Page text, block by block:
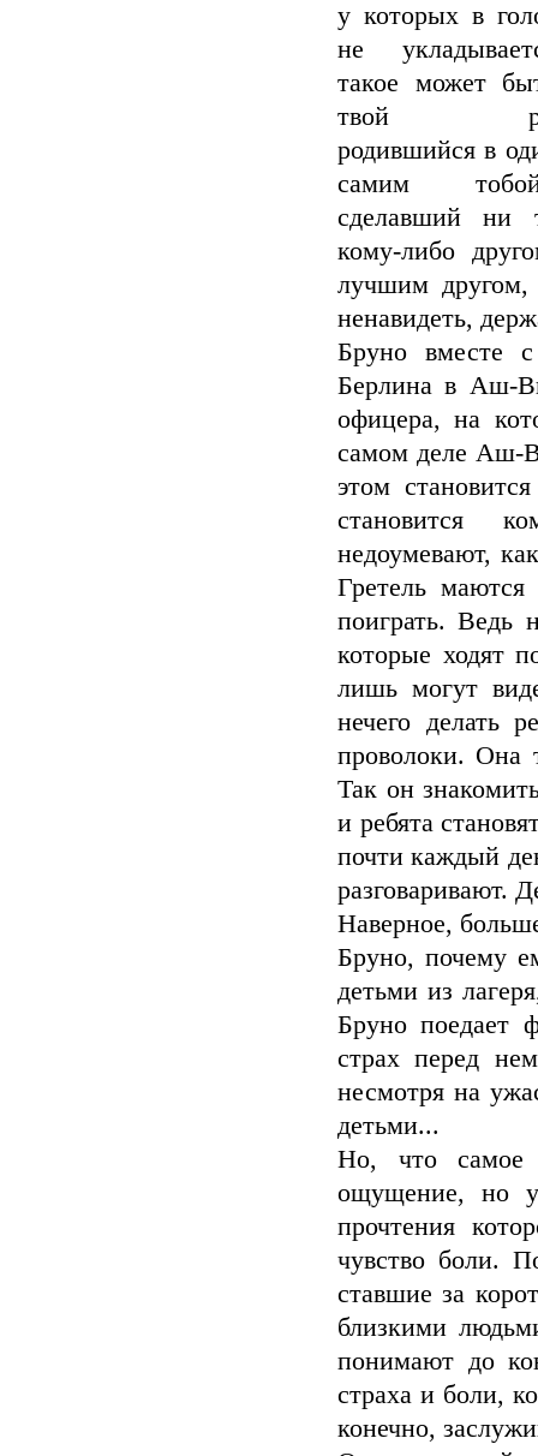
у которых в
не
такое может
твой
родившийся в
самим
сделавший ни
кому-либо
лучшим
ненавидеть,
Бруно вместе
Берлина в Аш-
офицера, на
самом деле Аш-
этом
становится
недоумевают,
Гретель
поиграть. Ведь
которые ходят
лишь могут
нечего делать
проволоки. Она
Так он
и ребята
почти каждый
разговаривают.
Наверное,
Бруно, почему
детьми из
Бруно поедает
страх перед
несмотря на
детьми...
Но, что самое
ощущение, но
прочтения
чувство боли.
ставшие за
близкими
понимают до
страха и боли,
конечно,